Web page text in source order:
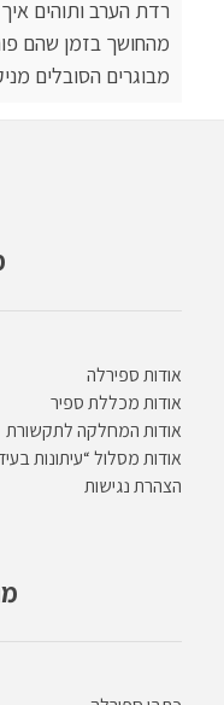
רדת הערב ותוהים
מהחושך בזמן שהם
מבוגרים הסובלים
אודות ספירלה
אודות מכללת ספיר
אודות המחלקה לתקשורת
אודות מסלול “עיתונות
הצהרת נגישות